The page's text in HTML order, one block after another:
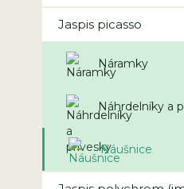
Jaspis picasso
Náramky
Náhrdelníky a
Náušnice